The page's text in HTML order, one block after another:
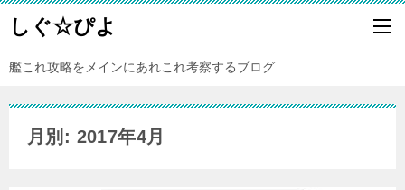
しぐ☆ぴよ
艦これ攻略をメインにあれこれ考察するブログ
月別: 2017年4月